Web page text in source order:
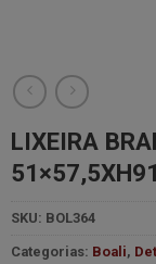
LIXEIRA
SKU: BOL364
Categorias: Boali,